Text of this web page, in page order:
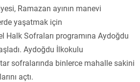
Ramazan ayının manevi
yaşatmak için
Halk Sofraları programına Aydoğdu
Aydoğdu İlkokulu
sofralarında binlerce mahalle sakini
açtı.